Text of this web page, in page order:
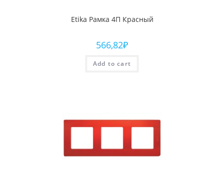
Etika Рамка 4П Красный
566,82₽
Add to cart